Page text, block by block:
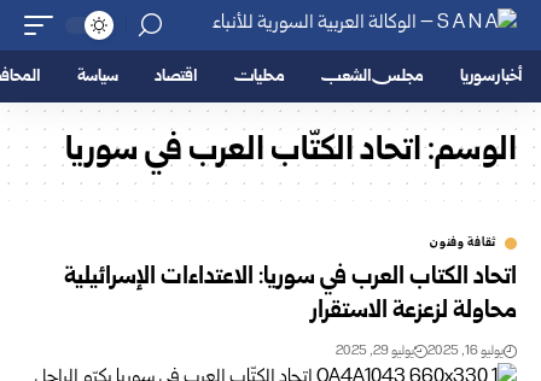
أخبار سوريا مجلس الشعب محليات اقتصاد سياسة
الوسم:اتحاد الكتّاب العرب في سوريا
ثقافة وفنون
اتحاد الكتاب العرب في سوريا: الاعتداءات الإسرائيلية
محاولة لزعزعة الاستقرار
يوليو 16, 2025 يوليو 29, 2025